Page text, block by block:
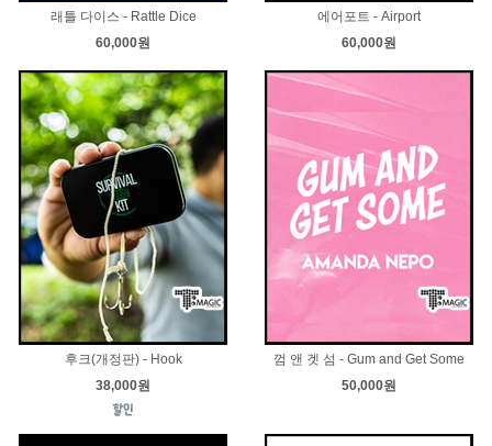
래틀 다이스 - Rattle Dice
60,000원
에어포트 - Airport
60,000원
후크(개정판) - Hook
38,000원
껌 앤 겟 섬 - Gum and Get Some
50,000원